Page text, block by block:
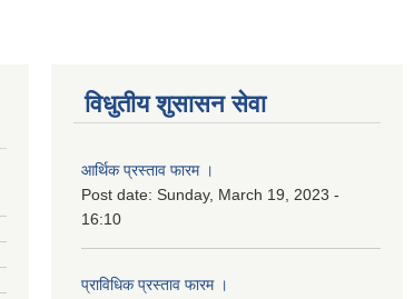
विधुतीय शुसासन सेवा
आर्थिक प्रस्ताव फारम ।
Post date: Sunday, March 19, 2023 -
16:10
प्राविधिक प्रस्ताव फारम ।